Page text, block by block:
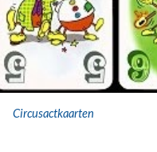
Circusactkaarten